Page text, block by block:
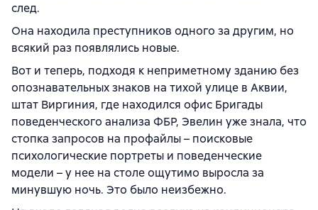
след.
Она находила преступников одного за другим, но
всякий раз появлялись новые.
Вот и теперь, подходя к неприметному зданию без
опознавательных знаков на тихой улице в Аквии,
штат Виргиния, где находился офис Бригады
поведенческого анализа ФБР, Эвелин уже знала, что
стопка запросов на профайлы – поисковые
психологические портреты и поведенческие
модели – у нее на столе ощутимо выросла за
минувшую ночь. Это было неизбежно.